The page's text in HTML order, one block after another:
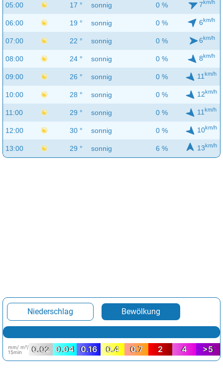
05:00 17 ° sonnig 0 % 7km/h
06:00 19 ° sonnig 0 % 6km/h
07:00 22 ° sonnig 0 % 6km/h
08:00 24 ° sonnig 0 % 8km/h
09:00 26 ° sonnig 0 % 11 km/h
10:00 28 ° sonnig 0 % 12km/h
11:00 29 ° sonnig 0 % 11 km/h
12:00 30 ° sonnig 0 % 10km/h
13:00 29 ° sonnig 6 % 13km/h
Niederschlag Bewölkung
mm/ m²/
15min
0.02 0.04 0.16 0.4 0.7 2 4 >5